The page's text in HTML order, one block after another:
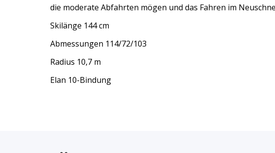
die moderate Abfahrten mögen und das Fahren im
Skilänge 144 cm
Abmessungen 114/72/103
Radius 10,7 m
Elan 10-Bindung